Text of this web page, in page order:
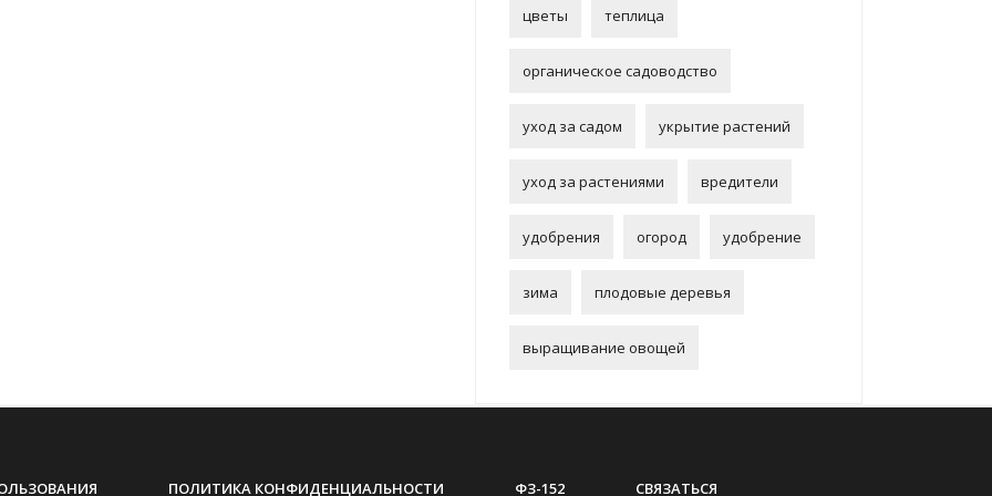
цветы теплица
органическое садоводство
уход за садом укрытие растений
уход за растениями вредители
удобрения огород удобрение
зима плодовые деревья
выращивание овощей
ПОЛИТИКА КОНФИДЕНЦИАЛЬНОСТИ ФЗ-152 СВЯЗАТЬСЯ